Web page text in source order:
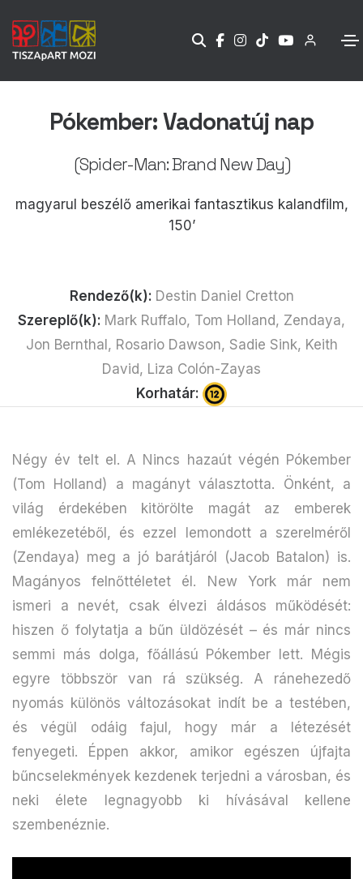
Pókember: Vadonatúj nap
(Spider-Man: Brand New Day)
magyarul beszélő amerikai fantasztikus kalandfilm,
150’
Rendező(k): Destin Daniel Cretton
Szereplő(k): Mark Ruffalo, Tom Holland, Zendaya,
Jon Bernthal, Rosario Dawson, Sadie Sink, Keith
David, Liza Colón-Zayas
Korhatár:
Négy év telt el. A Nincs hazaút végén Pókember
(Tom Holland) a magányt választotta. Önként, a
világ érdekében kitörölte magát az emberek
emlékezetéből, és ezzel lemondott a szerelméről
(Zendaya) meg a jó barátjáról (Jacob Batalon) is.
Magányos felnőttéletet él. New York már nem
ismeri a nevét, csak élvezi áldásos működését:
hiszen ő folytatja a bűn üldözését – és már nincs
semmi más dolga, főállású Pókember lett. Mégis
egyre többször van rá szükség. A ránehezedő
nyomás különös változásokat indít be a testében,
és végül odáig fajul, hogy már a létezését
fenyegeti. Éppen akkor, amikor egészen újfajta
bűncselekmények kezdenek terjedni a városban, és
neki élete legnagyobb ki hívásával kellene
szembenéznie.